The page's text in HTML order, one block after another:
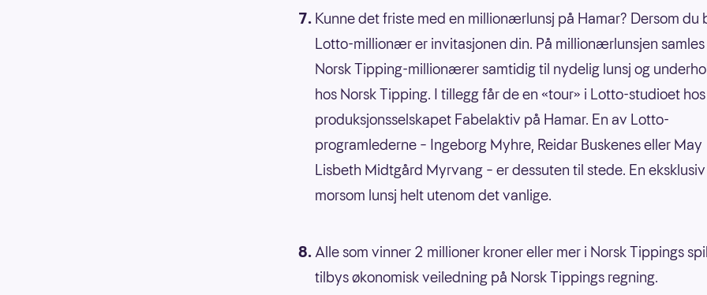
Kunne det friste med en millionærlunsj på Hamar? Dersom du
Lotto-millionær er invitasjonen din. På millionærlunsjen
Norsk Tipping-millionærer samtidig til nydelig lunsj og
hos Norsk Tipping. I tillegg får de en «tour» i Lotto-studioet hos
produksjonsselskapet Fabelaktiv på Hamar. En av Lotto-
programlederne – Ingeborg Myhre, Reidar Buskenes eller May
Lisbeth Midtgård Myrvang – er dessuten til stede. En
morsom lunsj helt utenom det vanlige.
Alle som vinner 2 millioner kroner eller mer i Norsk Tippings
tilbys økonomisk veiledning på Norsk Tippings regning.